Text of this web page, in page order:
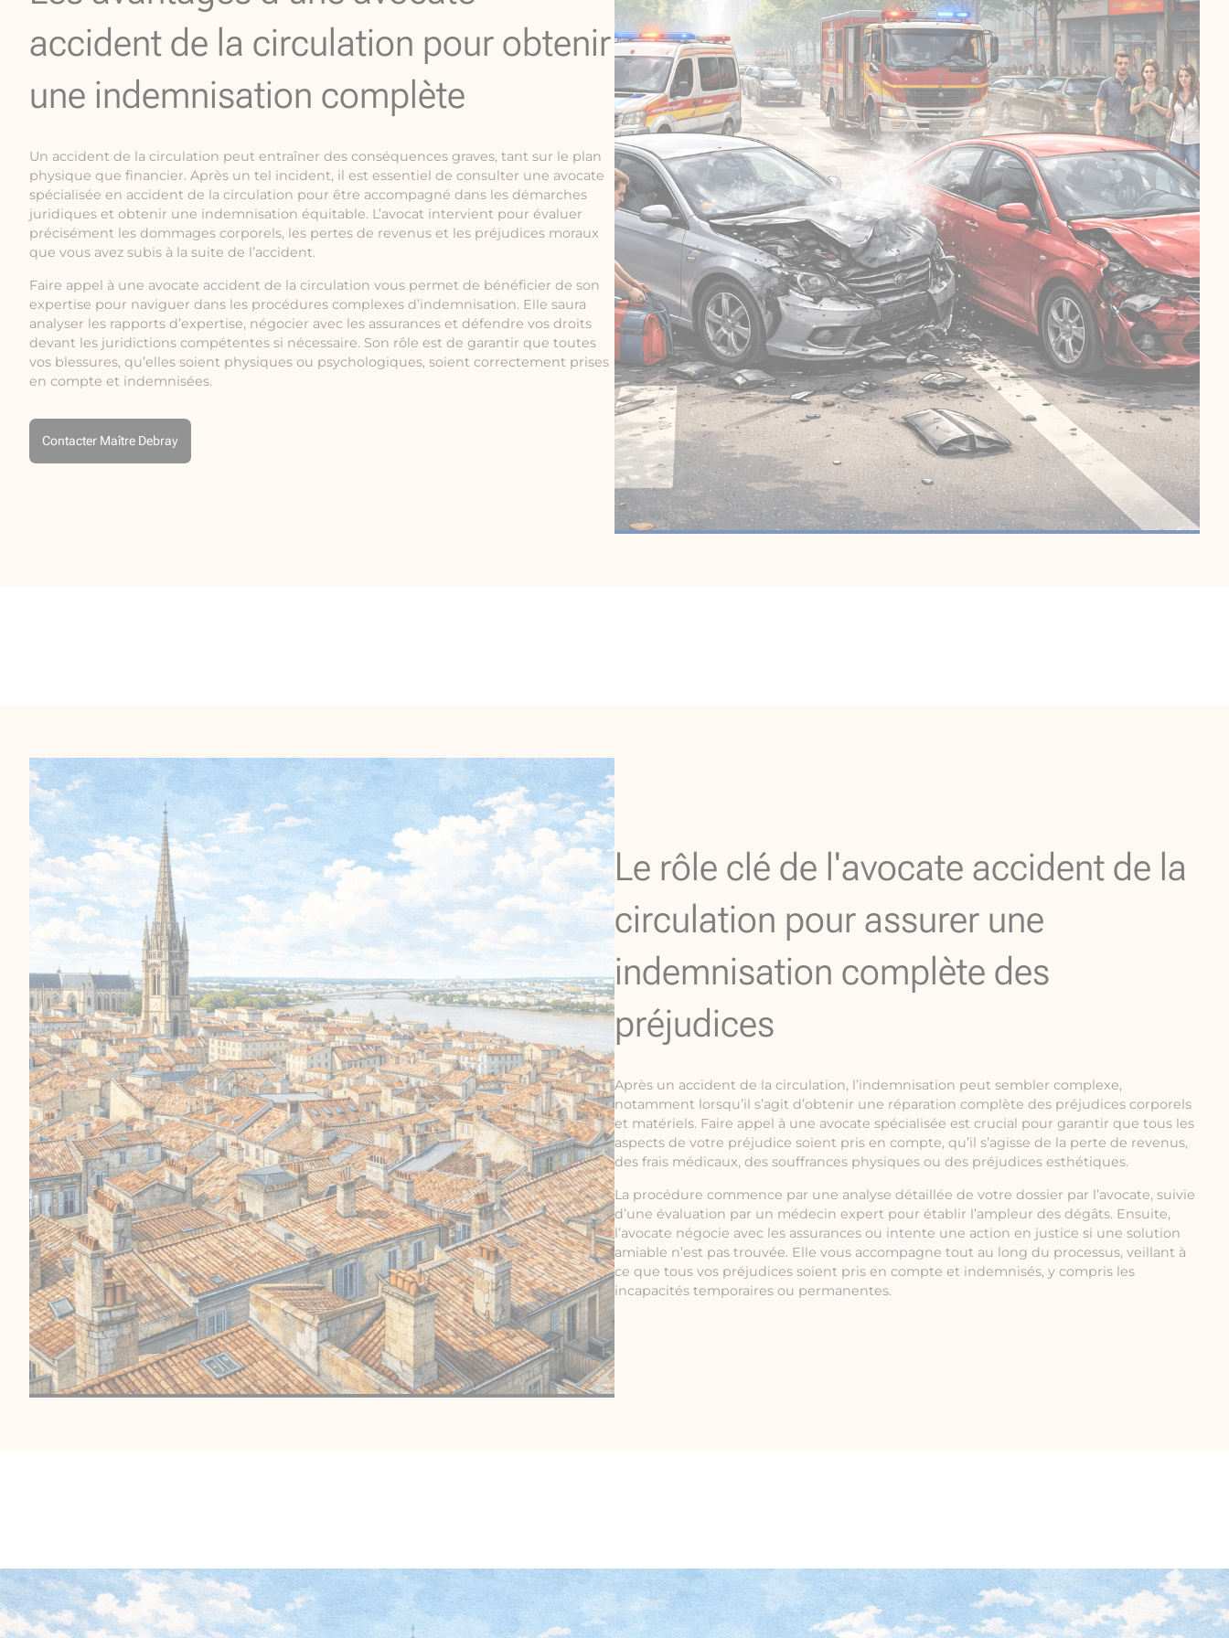
accident de la circulation pour obtenir
une indemnisation complète
Un accident de la circulation peut entraîner des conséquences graves, tant sur le plan
physique que financier. Après un tel incident, il est essentiel de consulter une avocate
spécialisée en accident de la circulation pour être accompagné dans les démarches
juridiques et obtenir une indemnisation équitable. L’avocat intervient pour évaluer
précisément les dommages corporels, les pertes de revenus et les préjudices moraux
que vous avez subis à la suite de l’accident.
Faire appel à une avocate accident de la circulation vous permet de bénéficier de son
expertise pour naviguer dans les procédures complexes d’indemnisation. Elle saura
analyser les rapports d’expertise, négocier avec les assurances et défendre vos droits
devant les juridictions compétentes si nécessaire. Son rôle est de garantir que toutes
vos blessures, qu’elles soient physiques ou psychologiques, soient correctement prises
en compte et indemnisées.
Contacter Maître Debray
Le rôle clé de l'avocate accident de la
circulation pour assurer une
indemnisation complète des
préjudices
Après un accident de la circulation, l’indemnisation peut sembler complexe,
notamment lorsqu’il s’agit d’obtenir une réparation complète des préjudices corporels
et matériels. Faire appel à une avocate spécialisée est crucial pour garantir que tous les
aspects de votre préjudice soient pris en compte, qu’il s’agisse de la perte de revenus,
des frais médicaux, des souffrances physiques ou des préjudices esthétiques.
La procédure commence par une analyse détaillée de votre dossier par l’avocate, suivie
d’une évaluation par un médecin expert pour établir l’ampleur des dégâts. Ensuite,
l’avocate négocie avec les assurances ou intente une action en justice si une solution
amiable n’est pas trouvée. Elle vous accompagne tout au long du processus, veillant à
ce que tous vos préjudices soient pris en compte et indemnisés, y compris les
incapacités temporaires ou permanentes.